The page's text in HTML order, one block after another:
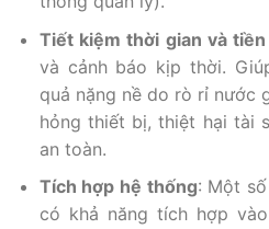
Tiết kiệm thời gian và
và cảnh báo kịp thời.
quả nặng nề do rò rỉ nước
hỏng thiết bị, thiệt hại tài
an toàn.
Tích hợp hệ thống: Một
có khả năng tích hợp